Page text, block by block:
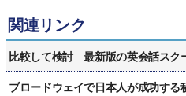
関連リンク
比較して検討 最新版の英会話スク
ブロードウェイで日本人が成功する